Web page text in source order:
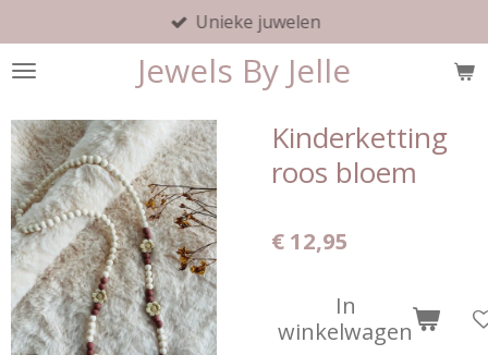
direct
naar
hoofdinhoud
Jewels By Jelle
Unieke juwelen
Kinderketting
roos bloem
€ 12,95
In
winkelwagen